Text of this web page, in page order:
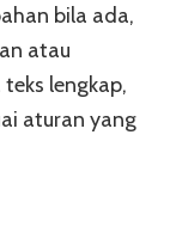
bila ada,
atau
lengkap,
aturan yang